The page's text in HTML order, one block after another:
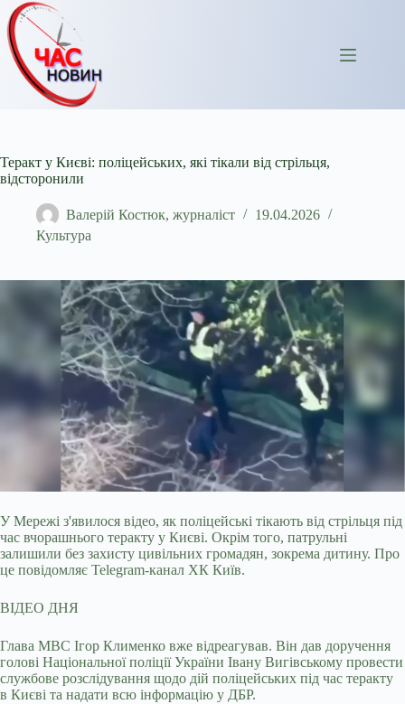
Перейти
до
вмісту
Теракт у Києві: поліцейських, які тікали від стрільця,
відсторонили
Валерій Костюк, журналіст
19.04.2026
Культура
У Мережі з'явилося відео, як поліцейські тікають від стрільця під
час вчорашнього теракту у Києві. Окрім того, патрульні
залишили без захисту цивільних громадян, зокрема дитину. Про
це повідомляє Telegram-канал ХК Київ.
ВІДЕО ДНЯ
Глава МВС Ігор Клименко вже відреагував. Він дав доручення
голові Національної поліції України Івану Вигівському провести
службове розслідування щодо дій поліцейських під час теракту
в Києві та надати всю інформацію у ДБР.